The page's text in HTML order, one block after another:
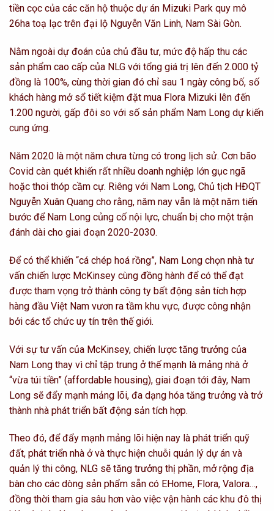
tiền cọc của các căn hộ thuộc dự án Mizuki Park quy mô
26ha toạ lạc trên đại lộ Nguyễn Văn Linh, Nam Sài Gòn.
Nằm ngoài dự đoán của chủ đầu tư, mức độ hấp thu các
sản phẩm cao cấp của NLG với tổng giá trị lên đến 2.000 tỷ
đồng là 100%, cùng thời gian đó chỉ sau 1 ngày công bố, số
khách hàng mở sổ tiết kiệm đặt mua Flora Mizuki lên đến
1.200 người, gấp đôi so với số sản phẩm Nam Long dự kiến
cung ứng.
Năm 2020 là một năm chưa từng có trong lịch sử. Cơn bão
Covid càn quét khiến rất nhiều doanh nghiệp lớn gục ngã
hoặc thoi thóp cầm cự. Riêng với Nam Long, Chủ tịch HĐQT
Nguyễn Xuân Quang cho rằng, năm nay vẫn là một năm tiến
bước để Nam Long củng cố nội lực, chuẩn bị cho một trận
đánh dài cho giai đoạn 2020-2030.
Để có thể khiến “cá chép hoá rồng”, Nam Long chọn nhà tư
vấn chiến lược McKinsey cùng đồng hành để có thể đạt
được tham vọng trở thành công ty bất động sản tích hợp
hàng đầu Việt Nam vươn ra tầm khu vực, được công nhận
bởi các tổ chức uy tín trên thế giới.
Với sự tư vấn của McKinsey, chiến lược tăng trưởng của
Nam Long thay vì chỉ tập trung ở thế mạnh là mảng nhà ở
“vừa túi tiền” (affordable housing), giai đoạn tới đây, Nam
Long sẽ đẩy mạnh mảng lõi, đa dạng hóa tăng trưởng và trở
thành nhà phát triển bất động sản tích hợp.
Theo đó, để đẩy mạnh mảng lõi hiện nay là phát triển quỹ
đất, phát triển nhà ở và thực hiện chuỗi quản lý dự án và
quản lý thi công, NLG sẽ tăng trưởng thị phần, mở rộng địa
bàn cho các dòng sản phẩm sẵn có EHome, Flora, Valora…,
đồng thời tham gia sâu hơn vào việc vận hành các khu đô thị